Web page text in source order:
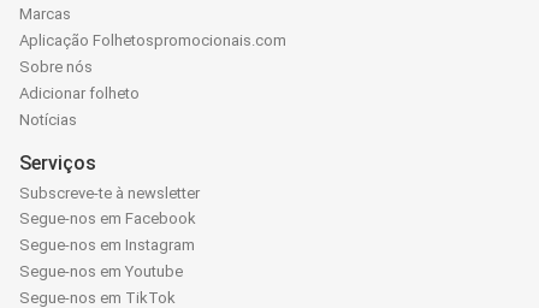
Marcas
Aplicação Folhetospromocionais.com
Sobre nós
Adicionar folheto
Notícias
Serviços
Subscreve-te à newsletter
Segue-nos em Facebook
Segue-nos em Instagram
Segue-nos em Youtube
Segue-nos em TikTok